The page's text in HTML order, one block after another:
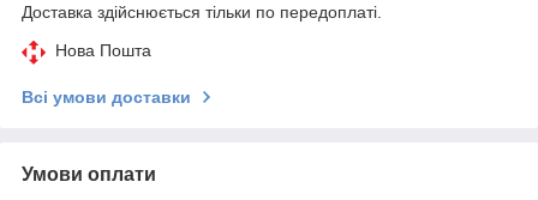
Доставка здійснюється тільки по передоплаті.
Нова Пошта
Всі умови доставки
Умови оплати